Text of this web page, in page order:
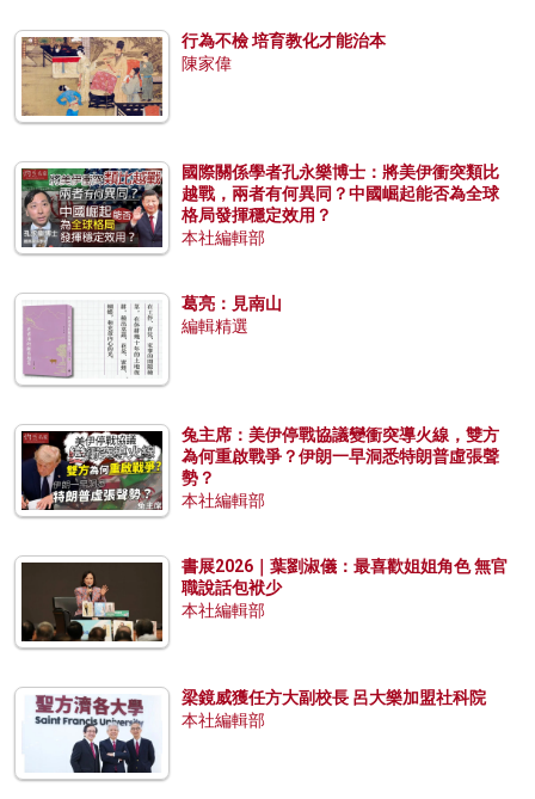
行為不檢 培育教化才能治本
陳家偉
國際關係學者孔永樂博士：將美伊衝突類比
越戰，兩者有何異同？中國崛起能否為全球
格局發揮穩定效用？
本社編輯部
葛亮：見南山
編輯精選
兔主席：美伊停戰協議變衝突導火線，雙方
為何重啟戰爭？伊朗一早洞悉特朗普虛張聲
勢？
本社編輯部
書展2026｜葉劉淑儀：最喜歡姐姐角色 無官
職說話包袱少
本社編輯部
梁鏡威獲任方大副校長 呂大樂加盟社科院
本社編輯部